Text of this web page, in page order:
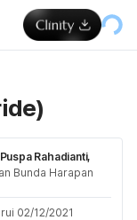
Rahadianti,
Bunda Harapan
02/12/2021